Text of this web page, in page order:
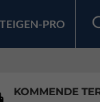
PRO
KOMMENDE